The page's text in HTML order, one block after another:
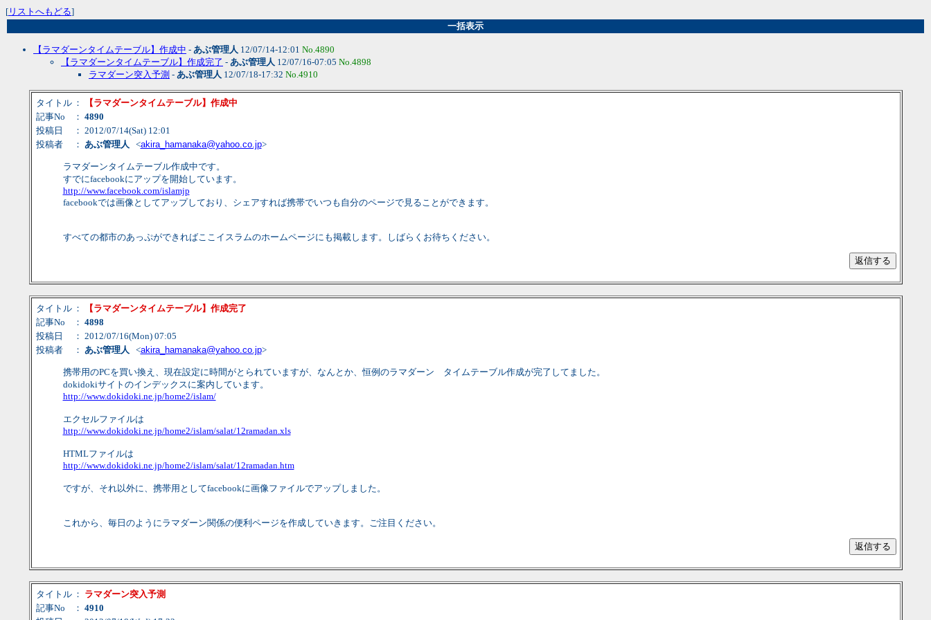
[ リストへもどる]
一括表示
【ラマダーンタイムテーブル】作成中 - あぶ管理人 12/07/14-12:01 No.4890
【ラマダーンタイムテーブル】作成完了 - あぶ管理人 12/07/16-07:05 No.4898
ラマダーン突入予測 - あぶ管理人 12/07/18-17:32 No.4910
タイトル ：
【ラマダーンタイムテーブル】作成中
記事No
： 4890
投稿日
： 2012/07/14(Sat) 12:01
投稿者
： あぶ管理人 <akira_hamanaka@yahoo.co.jp>
ラマダーンタイムテーブル作成中です。
すでにfacebookにアップを開始しています。
http://www.facebook.com/islamjp
facebookでは画像としてアップしており、シェアすれば携帯でいつも自分のページで見ることができます。
すべての都市のあっぷができればここイスラムのホームページにも掲載します。しばらくお待ちください。
タイトル ：
【ラマダーンタイムテーブル】作成完了
記事No
： 4898
投稿日
： 2012/07/16(Mon) 07:05
投稿者
： あぶ管理人 <akira_hamanaka@yahoo.co.jp>
携帯用のPCを買い換え、現在設定に時間がとられていますが、なんとか、恒例のラマダーン タイムテーブル作成が完了してました。
dokidokiサイトのインデックスに案内しています。
http://www.dokidoki.ne.jp/home2/islam/
エクセルファイルは
http://www.dokidoki.ne.jp/home2/islam/salat/12ramadan.xls
HTMLファイルは
http://www.dokidoki.ne.jp/home2/islam/salat/12ramadan.htm
ですが、それ以外に、携帯用としてfacebookに画像ファイルでアップしました。
これから、毎日のようにラマダーン関係の便利ページを作成していきます。ご注目ください。
タイトル ： ラマダーン突入予測
記事No
： 4910